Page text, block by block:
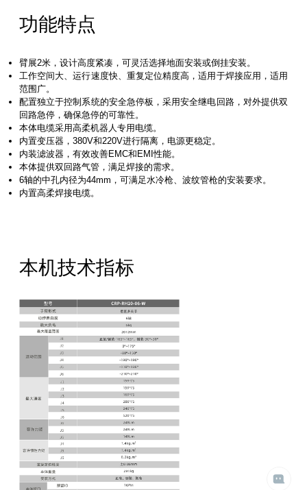
电子产品行业
消费品及医疗健康行业
发展历程
荣誉资质
领导关怀
服务支持
资料下载
媒体报道
公司动态
展会活动
通知公告
联系方式
人才招聘
 选择臂展
不限
 选择负载
不限
给我们留言
请留言
功能特点
臂展2⽶，设计⾼度紧凑，可灵活选择地⾯安装或倒挂安装。
⼯作空间⼤、运⾏速度快、重复定位精度⾼，适⽤于焊接应⽤，适⽤
范围⼴。
配置独⽴于控制系统的安全急停板，采⽤安全继电回路，对外提供双
回路急停，确保急停的可靠性。
本体电缆采⽤⾼柔机器⼈专⽤电缆。
内置变压器，380V和220V进⾏隔离，电源更稳定。
内装滤波器，有效改善EMC和EMI性能。
本体提供双回路⽓管，满⾜焊接的需求。
6轴的中孔内径为44mm，可满⾜⽔冷枪、波纹管枪的安装要求。
内置⾼柔焊接电缆。
本机技术指标